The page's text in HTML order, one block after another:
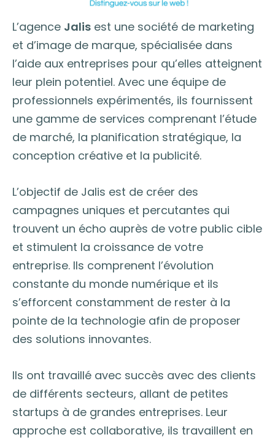
L’agence Jalis est une société de marketing
et d’image de marque, spécialisée dans
l’aide aux entreprises pour qu’elles atteignent
leur plein potentiel. Avec une équipe de
professionnels expérimentés, ils fournissent
une gamme de services comprenant l’étude
de marché, la planification stratégique, la
conception créative et la publicité.
L’objectif de Jalis est de créer des
campagnes uniques et percutantes qui
trouvent un écho auprès de votre public cible
et stimulent la croissance de votre
entreprise. Ils comprenent l’évolution
constante du monde numérique et ils
s’efforcent constamment de rester à la
pointe de la technologie afin de proposer
des solutions innovantes.
Ils ont travaillé avec succès avec des clients
de différents secteurs, allant de petites
startups à de grandes entreprises. Leur
approche est collaborative, ils travaillent en